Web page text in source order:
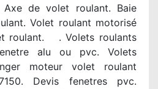
de volet roulant. Baie
Volet roulant motorisé
roulant. . Volets roulants
alu ou pvc. Volets
moteur volet roulant
Devis fenetres pvc.